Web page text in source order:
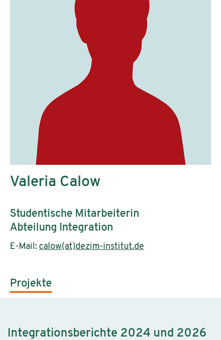
Valeria Calow
Studentische Mitarbeiterin
Abteilung Integration
E-Mail: calow(at)dezim-institut.de
Projekte
Integrationsberichte 2024 und 2026